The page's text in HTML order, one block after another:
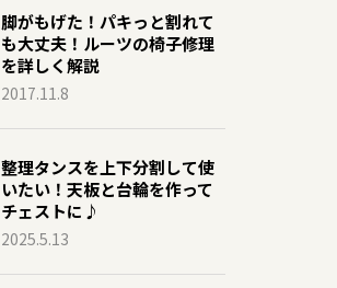
脚がもげた！パキっと割れて
も大丈夫！ルーツの椅子修理
を詳しく解説
2017.11.8
整理タンスを上下分割して使
いたい！天板と台輪を作って
チェストに♪
2025.5.13